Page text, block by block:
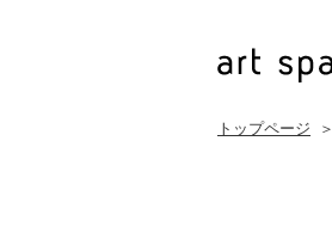
トップページ ＞